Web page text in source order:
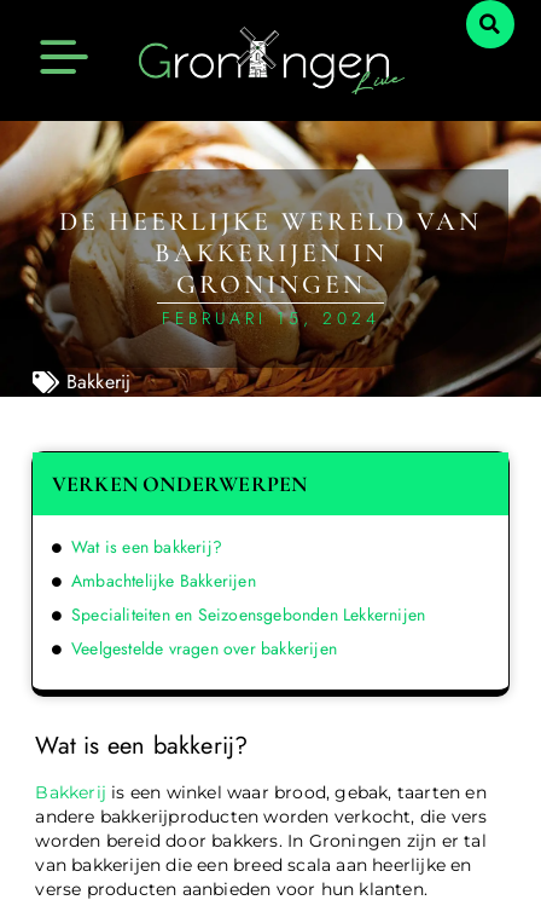
DE HEERLIJKE WERELD VAN
BAKKERIJEN IN
GRONINGEN
FEBRUARI 15, 2024
Bakkerij
Wat is een bakkerij?
Bakkerij is een winkel waar brood, gebak, taarten en
andere bakkerijproducten worden verkocht, die vers
worden bereid door bakkers. In Groningen zijn er tal
van bakkerijen die een breed scala aan heerlijke en
verse producten aanbieden voor hun klanten.
VERKEN ONDERWERPEN
Wat is een bakkerij?
Ambachtelijke Bakkerijen
Specialiteiten en Seizoensgebonden Lekkernijen
Veelgestelde vragen over bakkerijen